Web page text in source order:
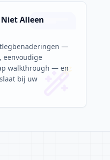
Alleen
—
eenvoudige
walkthrough — en
bij uw